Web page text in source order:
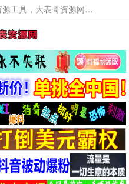
本网站提供资源工具下载，大老表资源工具，大表哥资源网软件工具，大老表资源下载，活动线报福利资源分享,活动线报，大型网游经典游戏，网络热门技术游戏辅助交流与分享。